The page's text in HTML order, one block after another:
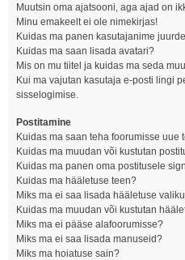
Muutsin oma ajatsooni, aga ajad on
Minu emakeelt ei ole nimekirjas!
Kuidas ma panen kasutajanime
Kuidas ma saan lisada avatari?
Mis on mu tiitel ja kuidas ma seda
Kui ma vajutan kasutaja e-posti lingi
sisselogimise.
Postitamine
Kuidas ma saan teha foorumisse uue
Kuidas ma muudan või kustutan
Kuidas ma panen oma postitusele
Kuidas ma hääletuse teen?
Miks ma ei saa lisada hääletuse
Kuidas ma muudan või kustutan
Miks ma ei pääse alafoorumisse?
Miks ma ei saa lisada manuseid?
Miks ma hoiatuse sain?